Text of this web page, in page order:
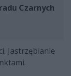
Czarnych
Jastrzębianie